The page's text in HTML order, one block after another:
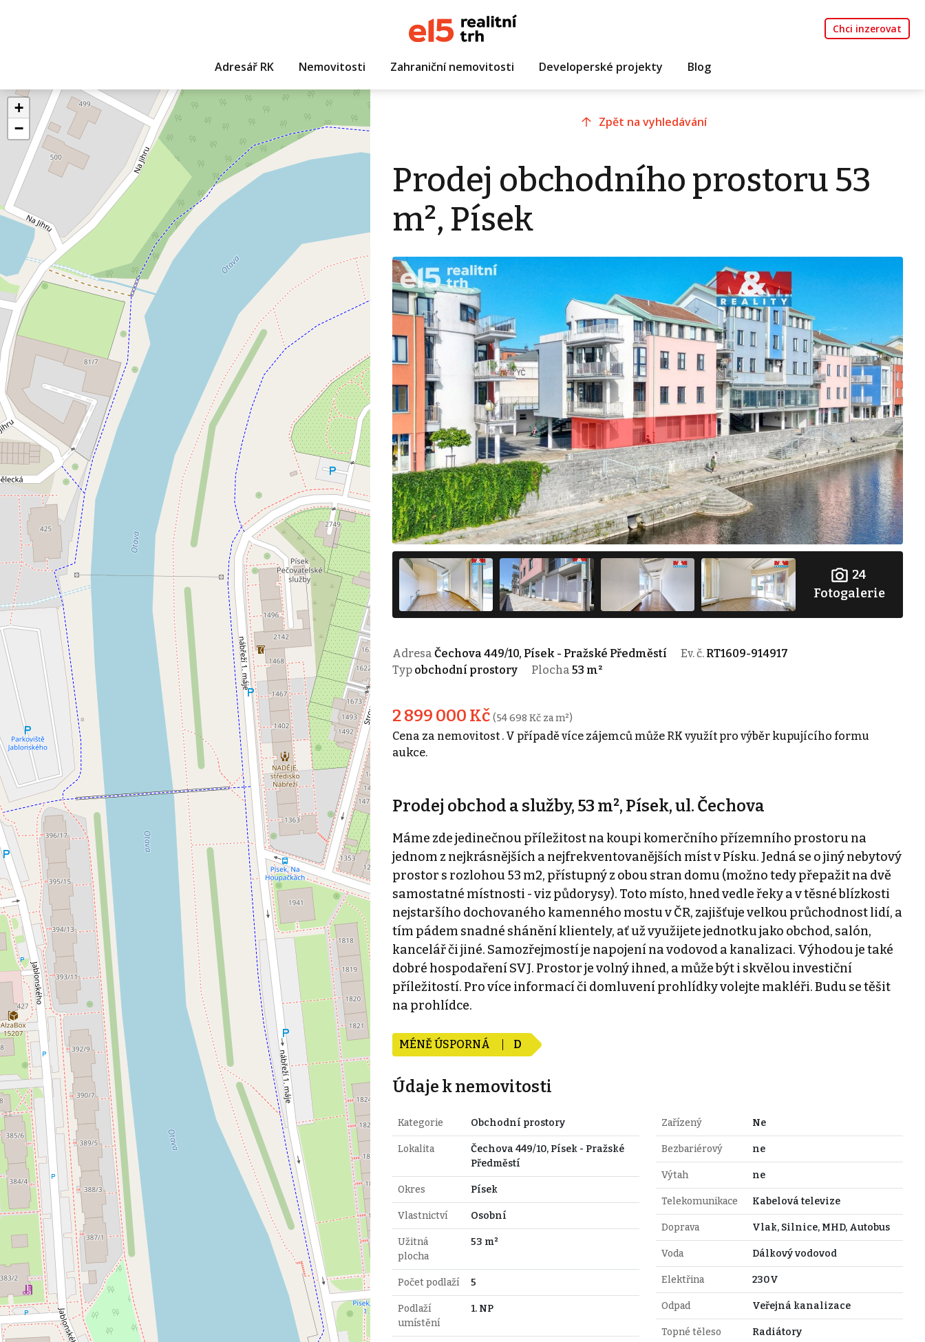
Chci inzerovat
Adresář RK Nemovitosti Zahraniční nemovitosti Developerské projekty Blog
+
−
Zpět na vyhledávání
Prodej obchodního prostoru 53
m², Písek
24
Fotogalerie
Adresa Čechova 449/10, Písek - Pražské Předměstí Ev. č. RT1609-914917
Typ obchodní prostory Plocha 53 m²
2 899 000 Kč (54 698 Kč za m²)
Cena za nemovitost . V případě více zájemců může RK využít pro výběr kupujícího formu
aukce.
Prodej obchod a služby, 53 m², Písek, ul. Čechova
Máme zde jedinečnou příležitost na koupi komerčního přízemního prostoru na
jednom z nejkrásnějších a nejfrekventovanějších míst v Písku. Jedná se o jiný nebytový
prostor s rozlohou 53 m2, přístupný z obou stran domu (možno tedy přepažit na dvě
samostatné místnosti - viz půdorysy). Toto místo, hned vedle řeky a v těsné blízkosti
nejstaršího dochovaného kamenného mostu v ČR, zajišťuje velkou průchodnost lidí, a
tím pádem snadné shánění klientely, ať už využijete jednotku jako obchod, salón,
kancelář či jiné. Samozřejmostí je napojení na vodovod a kanalizaci. Výhodou je také
dobré hospodaření SVJ. Prostor je volný ihned, a může být i skvělou investiční
příležitostí. Pro více informací či domluvení prohlídky volejte makléři. Budu se těšit
na prohlídce.
MÉNĚ ÚSPORNÁ D
Údaje k nemovitosti
Kategorie Obchodní prostory
Lokalita
Čechova 449/10, Písek - Pražské
Předměstí
Okres Písek
Vlastnictví Osobní
Užitná
plocha
53 m²
Počet podlaží 5
Podlaží
umístění
1. NP
Zařízený Ne
Bezbariérový ne
Výtah ne
Telekomunikace Kabelová televize
Doprava Vlak, Silnice, MHD, Autobus
Voda Dálkový vodovod
Elektřina 230V
Odpad Veřejná kanalizace
Topné těleso Radiátory